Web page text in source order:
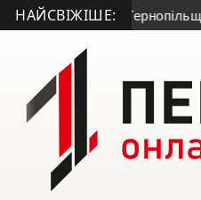
НАЙСВІЖІШЕ:з Тернопільщини: